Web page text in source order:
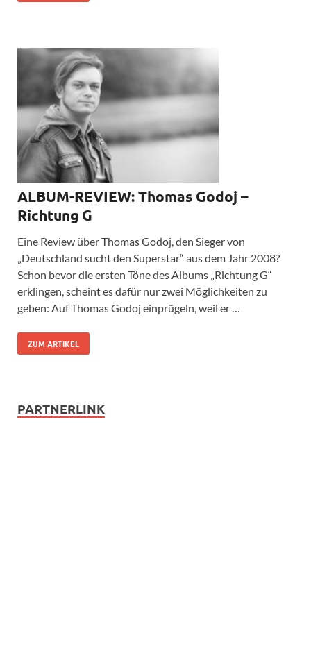
ALBUM-REVIEW: Thomas Godoj –
Richtung G
Eine Review über Thomas Godoj, den Sieger von
„Deutschland sucht den Superstar“ aus dem Jahr 2008?
Schon bevor die ersten Töne des Albums „Richtung G“
erklingen, scheint es dafür nur zwei Möglichkeiten zu
geben: Auf Thomas Godoj einprügeln, weil er …
ZUM ARTIKEL
PARTNERLINK